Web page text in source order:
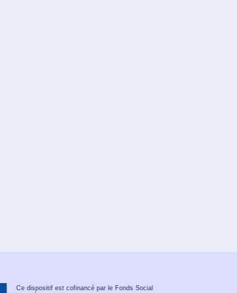
Ce dispositif est cofinancé par le Fonds Social